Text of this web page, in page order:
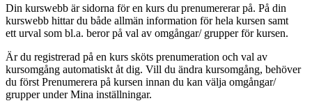
Din kurswebb är sidorna för en kurs du prenumererar på. På din
kurswebb hittar du både allmän information för hela kursen samt
ett urval som bl.a. beror på val av omgångar/ grupper för kursen.
Är du registrerad på en kurs sköts prenumeration och val av
kursomgång automatiskt åt dig. Vill du ändra kursomgång, behöver
du först Prenumerera på kursen innan du kan välja omgångar/
grupper under Mina inställningar.